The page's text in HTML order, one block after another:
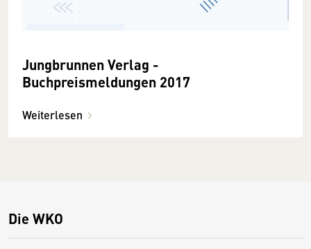
Jungbrunnen Verlag -
Buchpreismeldungen 2017
Weiterlesen
Die WKO